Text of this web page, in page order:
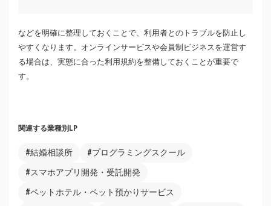
などを明確に整理しておくことで、利用者とのトラブルを防止し
やすくなります。オンラインサービスや会員制ビジネスを運営す
る場合は、実態に合った利用規約を整備しておくことが重要で
す。
関連する業種別LP
#結婚相談所 #プログラミングスクール
#スマホアプリ開発・受託開発
#ペットホテル・ペット預かりサービス